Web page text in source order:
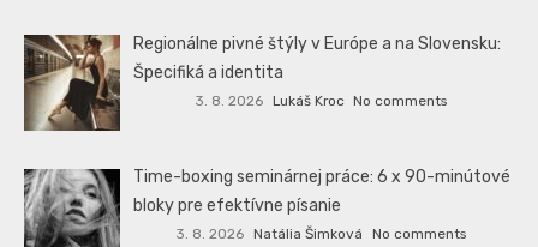
Regionálne pivné štýly v Európe a na Slovensku:
Špecifiká a identita
3. 8. 2026 Lukáš Kroc No comments
Time-boxing seminárnej práce: 6 x 90-minútové
bloky pre efektívne písanie
3. 8. 2026 Natália Šimková No comments